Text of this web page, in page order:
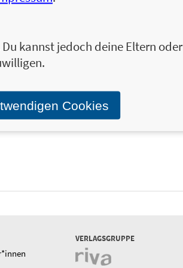
für Leute ab
VERLAGSGRUPPE
kannst jedoch deine Eltern oder
Cookies